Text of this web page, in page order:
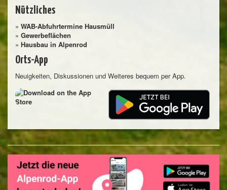
Nützliches
» WAB-Abfuhrtermine Hausmüll
» Gewerbeflächen
» Hausbau in Alpenrod
Orts-App
Neuigkeiten, Diskussionen und Weiteres bequem per App.